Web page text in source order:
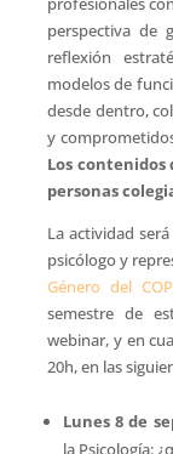
perspectiva de
reflexión
modelos de
desde dentro,
y
Los
personas
La actividad
psicólogo y
Género del COP
semestre de
webinar, y en
20h, en las
Lunes 8 de
la Psicología: